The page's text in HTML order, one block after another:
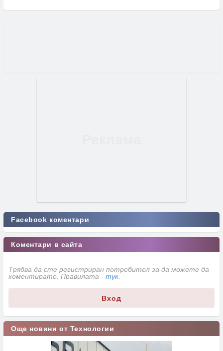
Facebook коментари
Коментари в сайта
Трябва да сте регистриран потребител за да можете да
коментирате. Правилата - тук
Вход
Още новини от Технологии